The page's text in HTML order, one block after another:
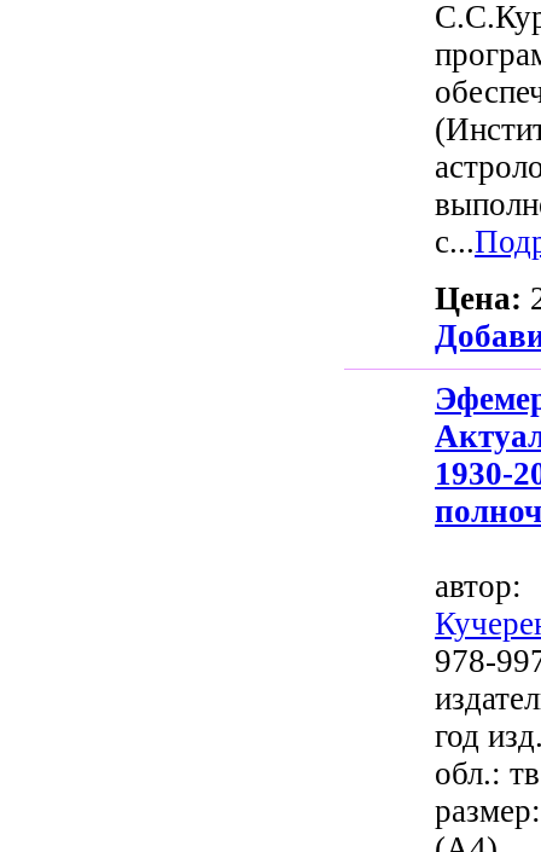
с...
Цена:
978-
год
обл.: